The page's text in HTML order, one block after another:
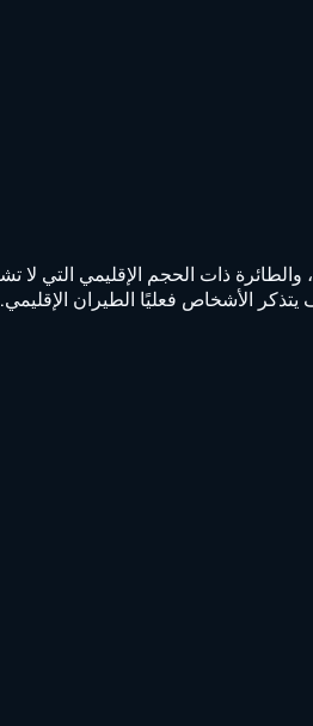
الأشخاص فعليًا الطيران الإقليمي.